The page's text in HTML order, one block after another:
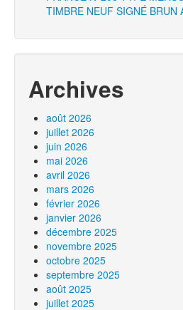
TIMBRE NEUF SIGNÉ BRUN
Archives
août 2026
juillet 2026
juin 2026
mai 2026
avril 2026
mars 2026
février 2026
janvier 2026
décembre 2025
novembre 2025
octobre 2025
septembre 2025
août 2025
juillet 2025